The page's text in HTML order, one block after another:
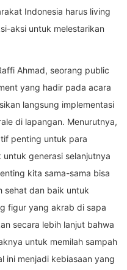
Indonesia harus living
aksi untuk melestarikan
Ahmad, seorang public
yang hadir pada acara
langsung implementasi
di lapangan. Menurutnya,
penting untuk para
untuk generasi selanjutnya
kita sama-sama bisa
sehat dan baik untuk
figur yang akrab di sapa
secara lebih lanjut bahwa
untuk memilah sampah
ini menjadi kebiasaan yang